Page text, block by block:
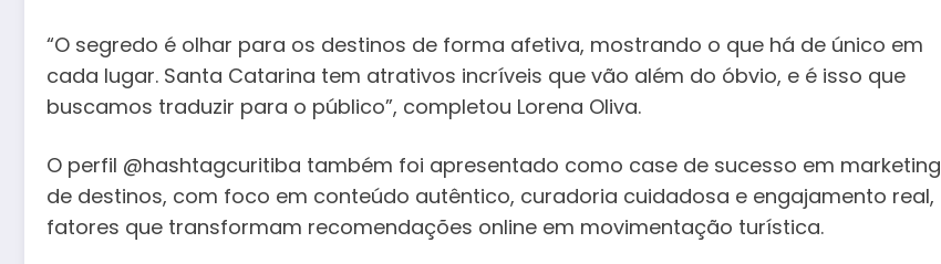
“O segredo é olhar para os destinos de forma afetiva, mostrando o que há de único em
cada lugar. Santa Catarina tem atrativos incríveis que vão além do óbvio, e é isso que
buscamos traduzir para o público”, completou Lorena Oliva.
O perfil @hashtagcuritiba também foi apresentado como case de sucesso em marketing
de destinos, com foco em conteúdo autêntico, curadoria cuidadosa e engajamento real,
fatores que transformam recomendações online em movimentação turística.